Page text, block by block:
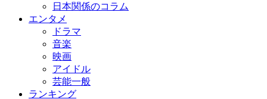
日本関係のコラム
エンタメ
ドラマ
音楽
映画
アイドル
芸能一般
ランキング